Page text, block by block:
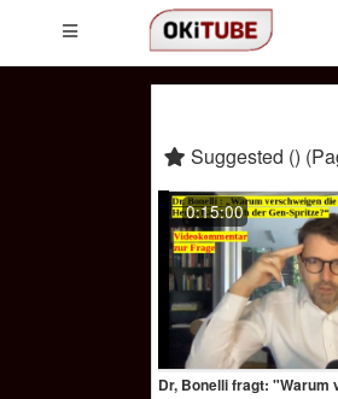
Suggested ()
0:15:00
Dr, Bonelli fragt: "Warum